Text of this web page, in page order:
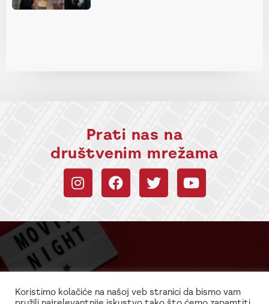
Prati nas na
društvenim mrežama
informacijama!
Koristimo kolačiće na našoj veb stranici da bismo vam